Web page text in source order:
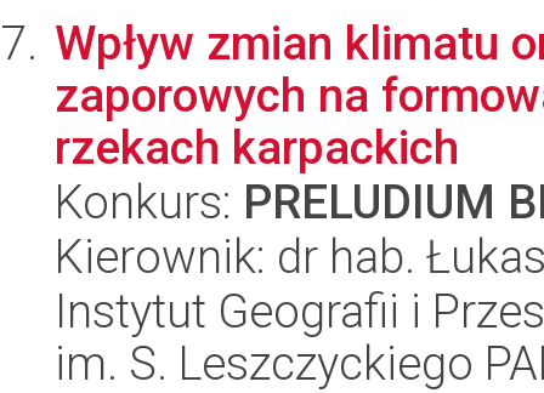
Wpływ zmian klimatu
zaporowych na
rzekach karpackich
Konkurs: PRELUDIUM
Kierownik: dr hab.
Instytut Geografii i
im. S. Leszczyckiego